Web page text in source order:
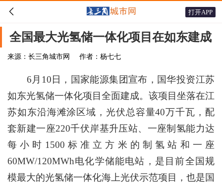
 打开APP
全国最大光氢储一体化项目在如东建成
来源：长三角城市网 作者：杨七七
6月10日，国家能源集团宣布，国华投资江苏
如东光氢储一体化项目全面建成。该项目坐落在江
苏如东沿海滩涂区域，光伏总容量40万千瓦，配
套新建一座220千伏岸基升压站、一座制氢能力达
每小时1500标准立方米的制氢站和一座
60MW/120MWh电化学储能电站，是目前全国规
模最大的光氢储一体化海上光伏示范项目，也是国